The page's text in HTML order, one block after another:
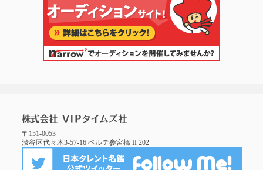
〒151-0053
渋谷区代々木3-57-16 ベルテ参宮橋 II 202